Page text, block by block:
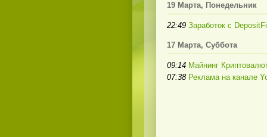
19 Марта, Понедельник
22:49 Заработок с
17 Марта, Суббота
09:14 Майнинг
07:38 Реклама на канале